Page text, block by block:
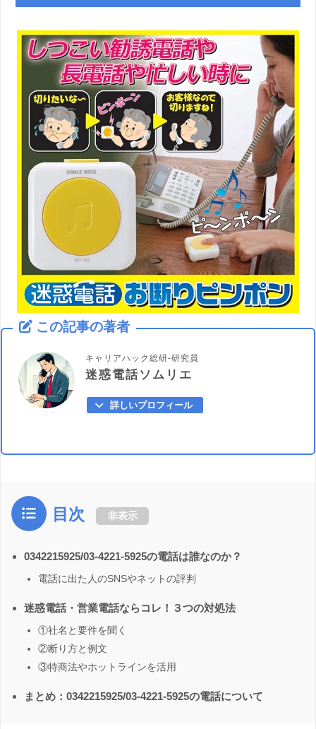
この記事の著者
キャリアハック総研-研究員
迷惑電話ソムリエ
詳しいプロフィール
目次 非表示
0342215925/03-4221-5925の電話は誰なのか？
電話に出た人のSNSやネットの評判
迷惑電話・営業電話ならコレ！３つの対処法
①社名と要件を聞く
②断り方と例文
③特商法やホットラインを活用
まとめ：0342215925/03-4221-5925の電話について